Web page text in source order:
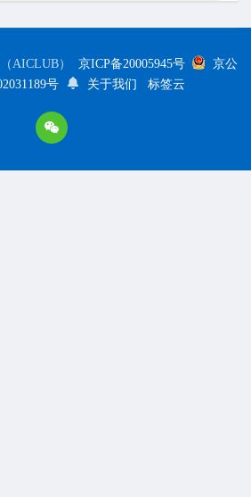
AICLUB） 京ICP备20005945号
京公
号
关于我们 标签云